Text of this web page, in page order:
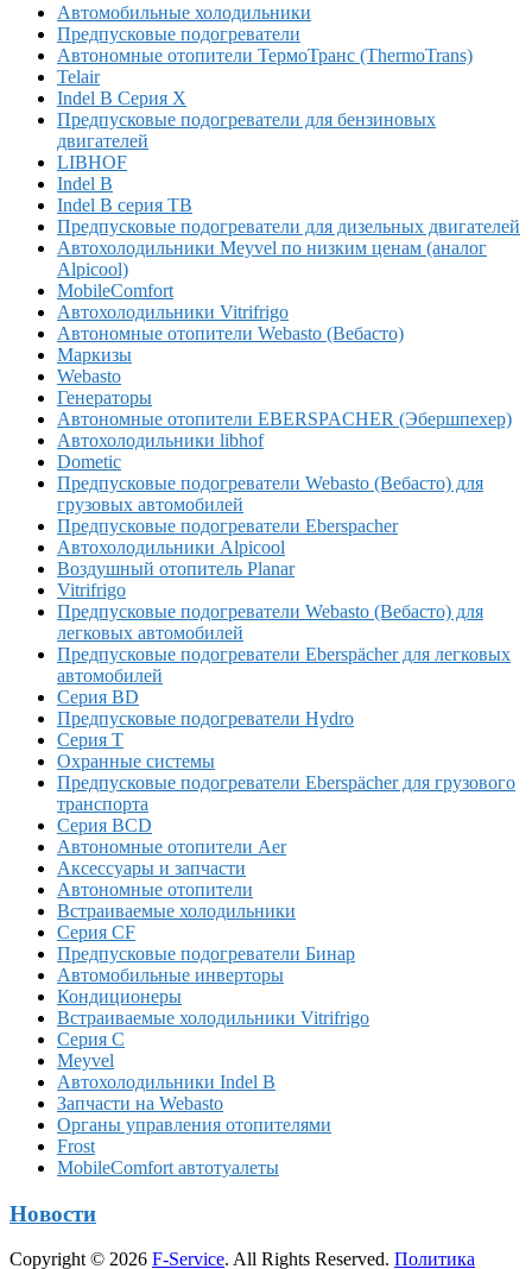
Автомобильные холодильники
Предпусковые подогреватели
Автономные отопители ТермоТранс (ThermoTrans)
Telair
Indel B Серия X
Предпусковые подогреватели для бензиновых
двигателей
LIBHOF
Indel B
Indel B серия TB
Предпусковые подогреватели для дизельных двигателей
Автохолодильники Meyvel по низким ценам (аналог
Alpicool)
MobileComfort
Автохолодильники Vitrifrigo
Автономные отопители Webasto (Вебасто)
Маркизы
Webasto
Генераторы
Автономные отопители EBERSPACHER (Эбершпехер)
Автохолодильники libhof
Dometic
Предпусковые подогреватели Webasto (Вебасто) для
грузовых автомобилей
Предпусковые подогреватели Eberspacher
Автохолодильники Alpicool
Воздушный отопитель Planar
Vitrifrigo
Предпусковые подогреватели Webasto (Вебасто) для
легковых автомобилей
Предпусковые подогреватели Eberspächer для легковых
автомобилей
Серия BD
Предпусковые подогреватели Hydro
Серия T
Охранные системы
Предпусковые подогреватели Eberspächer для грузового
транспорта
Серия BCD
Автономные отопители Аer
Аксессуары и запчасти
Автономные отопители
Встраиваемые холодильники
Серия CF
Предпусковые подогреватели Бинар
Автомобильные инверторы
Кондиционеры
Встраиваемые холодильники Vitrifrigo
Серия C
Meyvel
Автохолодильники Indel B
Запчасти на Webasto
Органы управления отопителями
Frost
MobileComfort автотуалеты
Новости
Copyright © 2026 F-Service. All Rights Reserved. Политика